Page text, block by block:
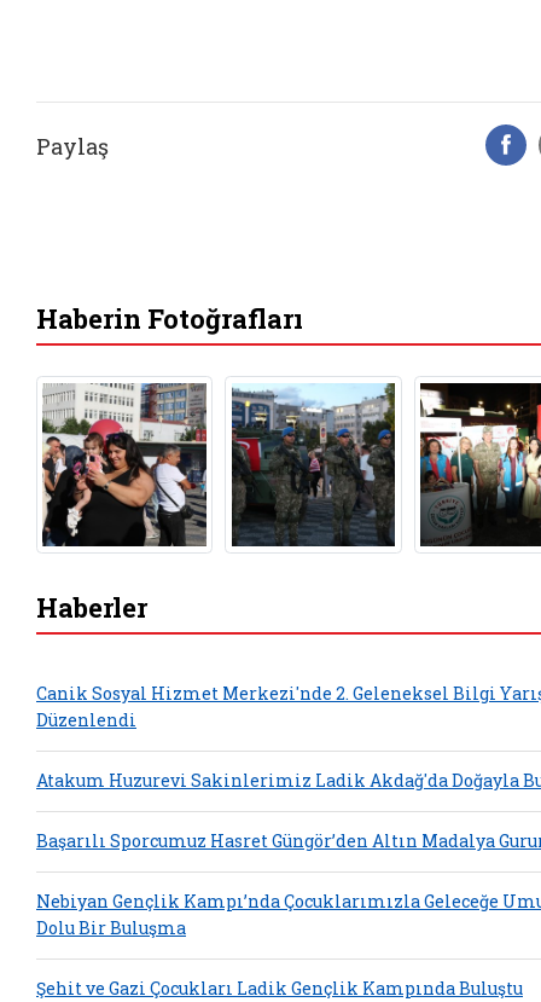
Paylaş
Haberin Fotoğrafları
Haberler
Canik Sosyal Hizmet Merkezi'nde 2. Geleneksel Bilgi
Düzenlendi
Atakum Huzurevi Sakinlerimiz Ladik Akdağ'da Doğayla
Başarılı Sporcumuz Hasret Güngör’den Altın Madalya
Nebiyan Gençlik Kampı’nda Çocuklarımızla Geleceğe
Dolu Bir Buluşma
Şehit ve Gazi Çocukları Ladik Gençlik Kampında Buluştu